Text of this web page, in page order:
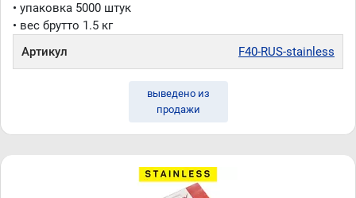
• упаковка 5000 штук
• вес брутто 1.5 кг
Артикул
F40-RUS-stainless
выведено из
продажи